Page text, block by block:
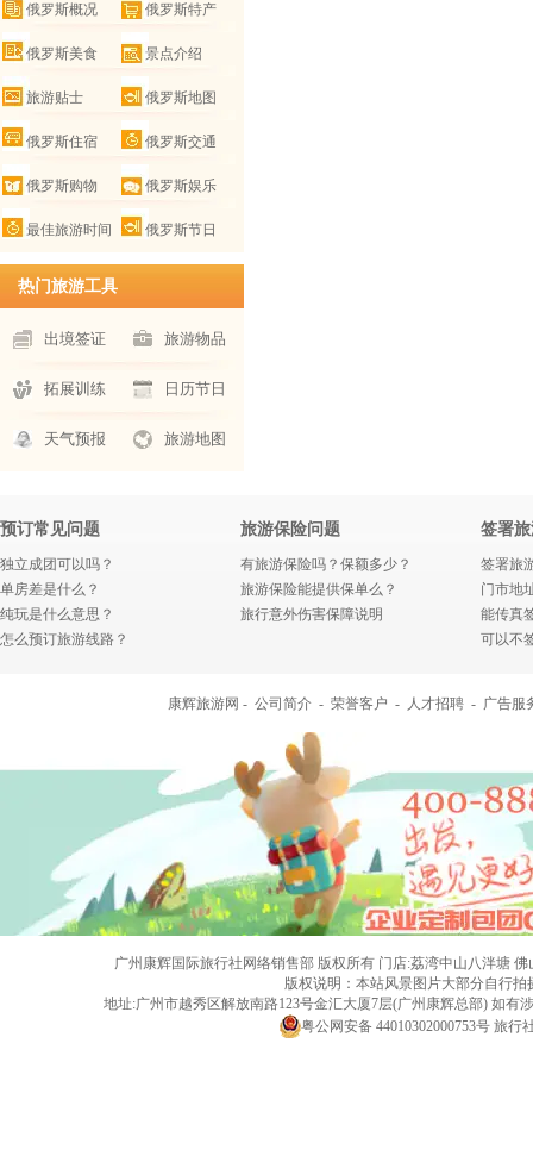
俄罗斯概况 俄罗斯特产
俄罗斯美食 景点介绍
旅游贴士 俄罗斯地图
俄罗斯住宿 俄罗斯交通
俄罗斯购物 俄罗斯娱乐
最佳旅游时间 俄罗斯节日
热门旅游工具
出境签证 旅游物品
拓展训练 日历节日
天气预报 旅游地图
预订常见问题
独立成团可以吗？
单房差是什么？
纯玩是什么意思？
怎么预订旅游线路？
旅游保险问题
有旅游保险吗？保额多少？
旅游保险能提供保单么？
旅行意外伤害保障说明
签署
签署旅
门市地
能传真
可以不
康辉旅游网 - 公司简介 - 荣誉客户 - 人才招聘 - 广告服
广州康辉国际旅行社网络销售部 版权所有 门店:荔湾中山八泮塘 佛
版权说明：本站风景图片大部分自行
地址:广州市越秀区解放南路123号金汇大厦7层(广州康辉总部) 如
粤公网安备 44010302000753号 旅行